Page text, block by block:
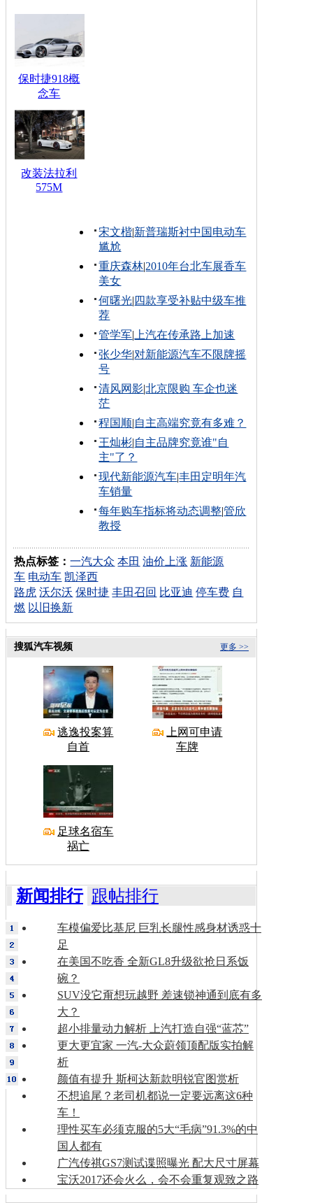
保时捷918概
念车
改装法拉利
575M
宋文楷|新普瑞斯衬中国电动车
尴尬
重庆森林|2010年台北车展香车
美女
何曙光| 四款享受补贴中级车推
荐
管学军| 上汽在传承路上加速
张少华|对新能源汽车不限牌摇
号
清风网影|北京限购 车企也迷
茫
程国顺|自主高端究竟有多难？
王灿彬|自主品牌究竟谁"自
主"了？
现代新能源汽车|丰田定明年汽
车销量
每年购车指标将动态调整|管欣
教授
热点标签：一汽大众 本田 油价上涨 新能源
车 电动车 凯泽西
路虎 沃尔沃 保时捷 丰田召回 比亚迪 停车费 自
燃 以旧换新
更多 >>
搜狐汽车视频
逃逸投案算
自首
上网可申请
车牌
足球名宿车
祸亡
新闻排行 跟帖排行
车模偏爱比基尼 巨乳长腿性感身材诱惑十
足
在美国不吃香 全新GL8升级欲抢日系饭
碗？
SUV没它甭想玩越野 差速锁神通到底有多
大？
超小排量动力解析 上汽打造自强“蓝芯”
更大更宜家 一汽-大众蔚领顶配版实拍解
析
颜值有提升 斯柯达新款明锐官图赏析
不想追尾？老司机都说一定要远离这6种
车！
理性买车必须克服的5大“毛病”91.3%的中
国人都有
广汽传祺GS7测试谍照曝光 配大尺寸屏幕
宝沃2017还会火么，会不会重复观致之路